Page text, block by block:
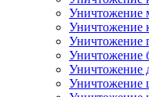
Уничтожение
Уничтожение
Уничтожение
Уничтожение
Уничтожение
Уничтожение